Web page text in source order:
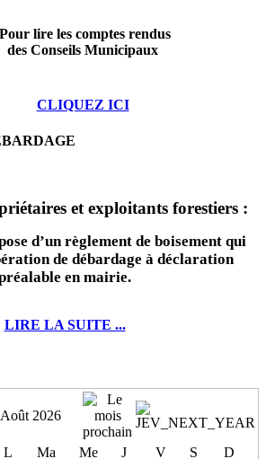
Pour lire les comptes rendus
des Conseils Municipaux
CLIQUEZ ICI
et exploitants forestiers :
d’un règlement de boisement qui
de débardage à déclaration
en mairie.
LIRE LA SUITE ...
Août 2026
L Ma Me J V S
D